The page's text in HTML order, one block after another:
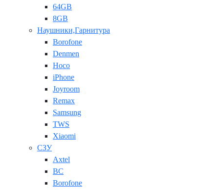
64GB
8GB
Наушники,Гарнитура
Borofone
Denmen
Hoco
iPhone
Joyroom
Remax
Samsung
TWS
Xiaomi
СЗУ
Axtel
BC
Borofone